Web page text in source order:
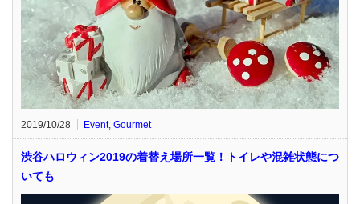
2019/10/28 Event, Gourmet
渋谷ハロウィン2019の着替え場所一覧！トイレや混雑状態につ
いても